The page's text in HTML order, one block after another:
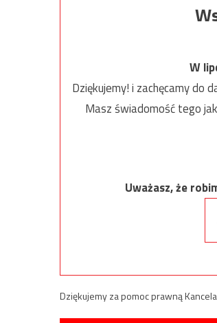
W
Dziękujemy! i zachęcamy do
Masz świadomość tego
Uważasz, że
Dziękujemy za pomoc prawną